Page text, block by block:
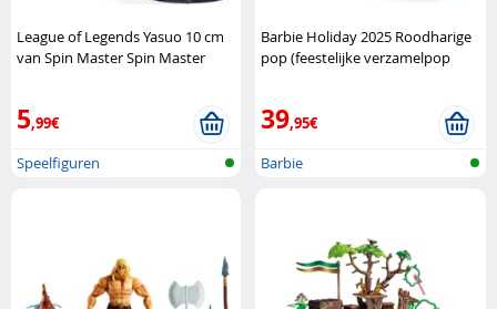
League of Legends Yasuo 10 cm
van Spin Master Spin Master
5,99€
Speelfiguren
Barbie Holiday 2025 Roodharige
pop (feestelijke verzamelpop
39,95€
Barbie